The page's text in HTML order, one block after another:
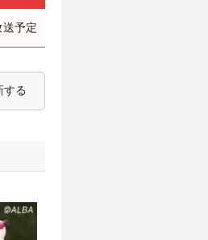
予定
する